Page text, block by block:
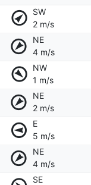
SW
2 m/s
NE
4 m/s
NW
1 m/s
NE
2 m/s
E
5 m/s
NE
4 m/s
SE